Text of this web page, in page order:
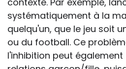
systématiquement à la
quelqu'un, que le jeu soit
ou du football. Ce
l'inhibition peut également